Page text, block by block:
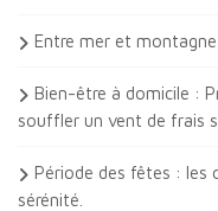
Entre mer et
Bien-être à domicile :
souffler un vent de frais
Période des fêtes : les
sérénité.